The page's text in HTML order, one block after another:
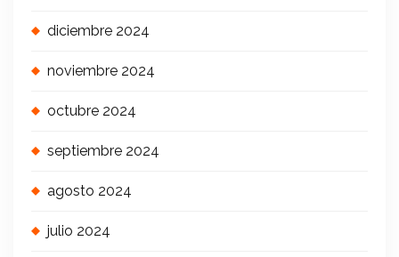
diciembre 2024
noviembre 2024
octubre 2024
septiembre 2024
agosto 2024
julio 2024